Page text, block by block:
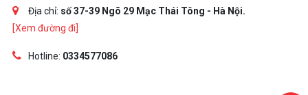
SHOCK
1,500 G & 0.5 ms (Half sine)
Accessories
Địa chỉ: số 37-39 Ngõ 29 Mạc Thái Tông - Hà Nội.
[Xem đường đi]
Hotline: 0334577086